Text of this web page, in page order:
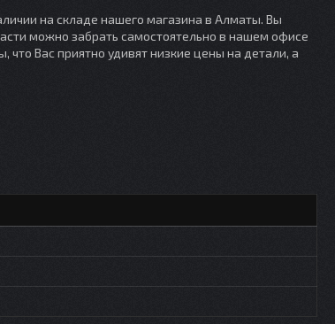
на складе нашего магазина в Алматы. Вы
можно забрать самостоятельно в нашем офисе
Вас приятно удивят низкие цены на детали, а